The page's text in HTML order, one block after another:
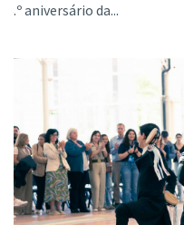
.º aniversário da...